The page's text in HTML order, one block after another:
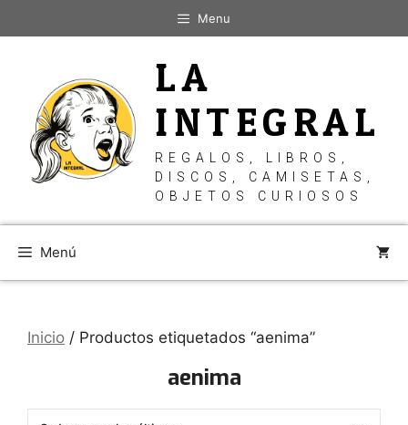
al
Menu
LA
INTEGRAL
REGALOS, LIBROS,
DISCOS, CAMISETAS,
OBJETOS CURIOSOS
Menú
Inicio / Productos etiquetados “aenima”
aenima